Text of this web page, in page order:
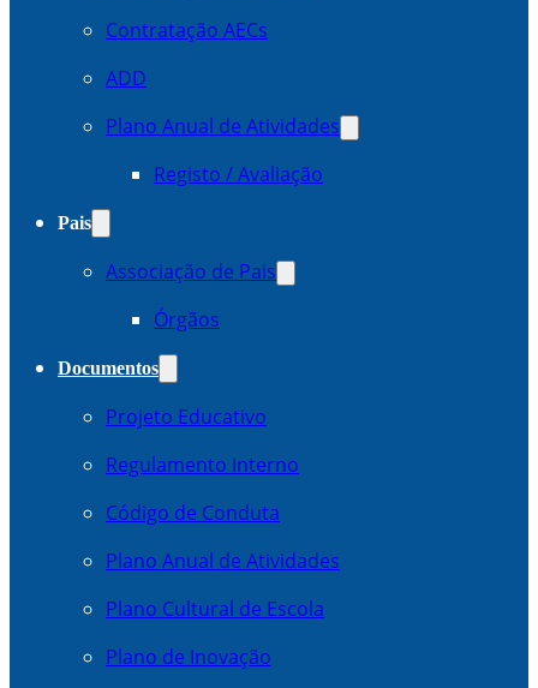
Contratação AECs
ADD
Plano Anual de Atividades
Registo / Avaliação
Pais
Associação de Pais
Órgãos
Documentos
Projeto Educativo
Regulamento Interno
Código de Conduta
Plano Anual de Atividades
Plano Cultural de Escola
Plano de Inovação